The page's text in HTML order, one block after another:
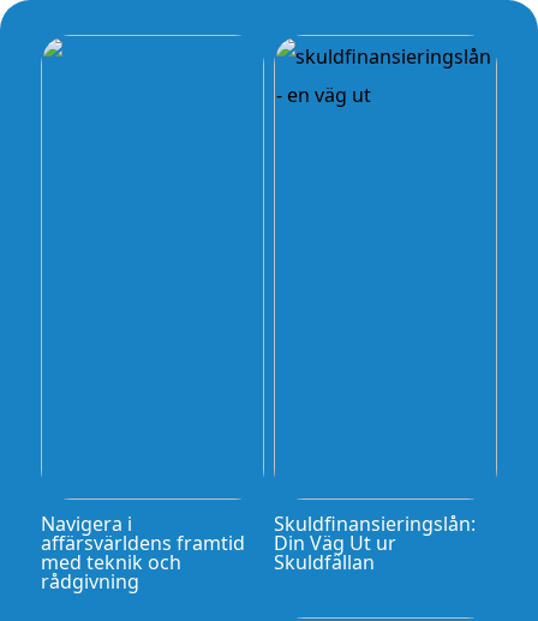
Navigera i
affärsvärldens framtid
med teknik och
rådgivning
Skuldfinansieringslån:
Din Väg Ut ur
Skuldfällan